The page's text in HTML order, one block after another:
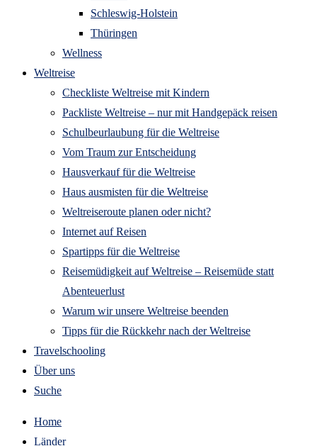
Schleswig-Holstein
Thüringen
Wellness
Weltreise
Checkliste Weltreise mit Kindern
Packliste Weltreise – nur mit Handgepäck reisen
Schulbeurlaubung für die Weltreise
Vom Traum zur Entscheidung
Hausverkauf für die Weltreise
Haus ausmisten für die Weltreise
Weltreiseroute planen oder nicht?
Internet auf Reisen
Spartipps für die Weltreise
Reisemüdigkeit auf Weltreise – Reisemüde statt
Abenteuerlust
Warum wir unsere Weltreise beenden
Tipps für die Rückkehr nach der Weltreise
Travelschooling
Über uns
Suche
Home
Länder